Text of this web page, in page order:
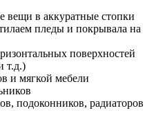
вещи в аккуратные стопки
пледы и покрывала на
поверхностей
т.д.)
и мягкой мебели
подоконников, радиаторов